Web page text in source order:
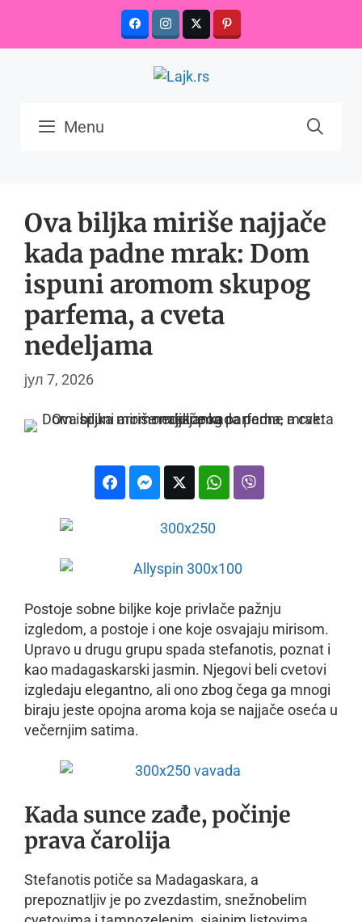
content
Menu
Ova biljka miriše najjače
kada padne mrak: Dom
ispuni aromom skupog
parfema, a cveta
nedeljama
јул 7, 2026
Postoje sobne biljke koje privlače pažnju
izgledom, a postoje i one koje osvajaju mirisom.
Upravo u drugu grupu spada stefanotis, poznat i
kao madagaskarski jasmin. Njegovi beli cvetovi
izgledaju elegantno, ali ono zbog čega ga mnogi
biraju jeste opojna aroma koja se najjače oseća u
večernjim satima.
Kada sunce zađe, počinje
prava čarolija
Stefanotis potiče sa Madagaskara, a
prepoznatljiv je po zvezdastim, snežnobelim